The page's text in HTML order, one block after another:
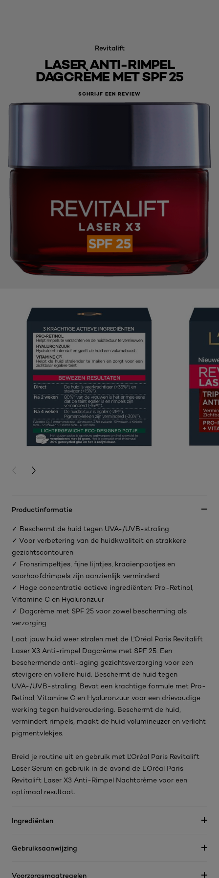
Revitalift
LASER ANTI-RIMPEL
DAGCRÈME MET SPF 25
SCHRIJF EEN REVIEW
PREVIOUS CARD
NEXT CARD
Productinformatie
✓ Beschermt de huid tegen UVA-/UVB-straling
✓ Voor verbetering van de huidkwaliteit en strakkere
gezichtscontouren
✓ Fronsrimpeltjes, fijne lijntjes, kraaienpootjes en
voorhoofdrimpels zijn aanzienlijk verminderd
✓ Hoge concentratie actieve ingrediënten: Pro-Retinol,
Vitamine C en Hyaluronzuur
✓ Dagcrème met SPF 25 voor zowel bescherming als
verzorging
Laat jouw huid weer stralen met de L'Oréal Paris Revitalift
Laser X3 Anti-rimpel Dagcrème met SPF 25. Een
beschermende anti-aging gezichtsverzorging voor een
stevigere en vollere huid. Beschermt de huid tegen
UVA-/UVB-straling. Bevat een krachtige formule met Pro-
Retinol, Vitamine C en Hyaluronzuur voor een drievoudige
werking tegen huidveroudering. Beschermt de huid,
vermindert rimpels, maakt de huid volumineuzer en verlicht
pigmentvlekjes.
Breid je routine uit en gebruik met L'Oréal Paris Revitalift
Laser Serum en gebruik in de avond de L’Oréal Paris
Revitalift Laser X3 Anti-Rimpel Nachtcrème voor een
optimaal resultaat.
Ingrediënten
Gebruiksaanwijzing
Voorzorgsmaatregelen